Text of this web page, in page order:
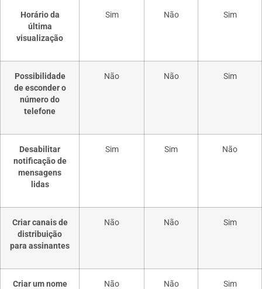
Horário da
última
visualização
Sim Não Sim
Possibilidade
de esconder o
número do
telefone
Não Não Sim
Desabilitar
notificação de
mensagens
lidas
Sim Sim Não
Criar canais de
distribuição
para assinantes
Não Não Sim
Criar um nome
Não Não Sim